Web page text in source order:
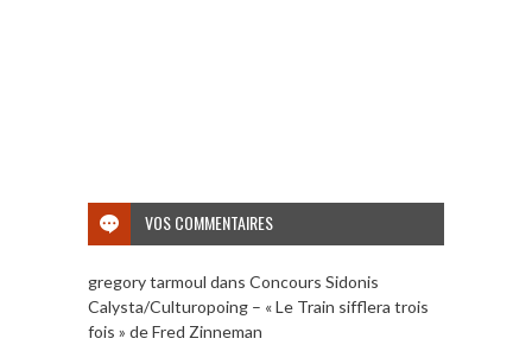
VOS COMMENTAIRES
gregory tarmoul dans Concours Sidonis
Calysta/Culturopoing – « Le Train sifflera trois
fois » de Fred Zinneman